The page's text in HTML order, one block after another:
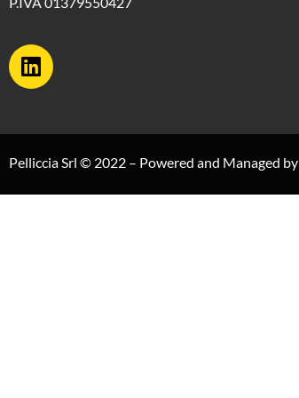
Pelliccia Srl © 2022 – Powered and Managed by